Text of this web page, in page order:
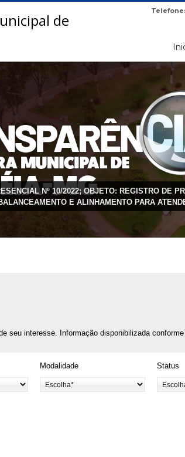
Nº 10/2022; OBJETO: REGISTRO DE
E ALINHAMENTO PARA
seu interesse. Informação disponibilizada
Modalidade Status